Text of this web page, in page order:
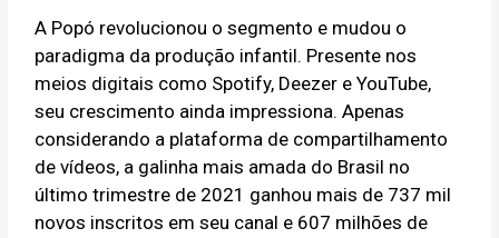
A Popó revolucionou o segmento e mudou o
paradigma da produção infantil. Presente nos
meios digitais como Spotify, Deezer e YouTube,
seu crescimento ainda impressiona. Apenas
considerando a plataforma de compartilhamento
de vídeos, a galinha mais amada do Brasil no
último trimestre de 2021 ganhou mais de 737 mil
novos inscritos em seu canal e 607 milhões de